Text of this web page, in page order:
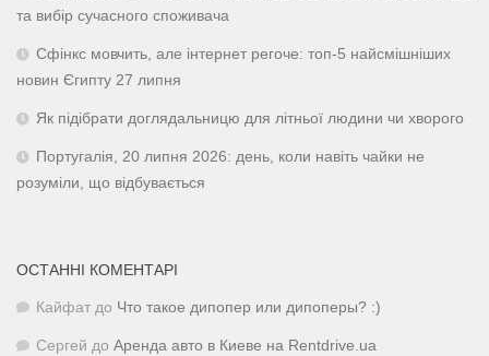
та вибір сучасного споживача
Сфінкс мовчить, але інтернет регоче: топ-5 найсмішніших
новин Єгипту 27 липня
Як підібрати доглядальницю для літньої людини чи хворого
Португалія, 20 липня 2026: день, коли навіть чайки не
розуміли, що відбувається
ОСТАННІ КОМЕНТАРІ
Кайфат до Что такое дипопер или дипоперы? :)
Сергей до Аренда авто в Киеве на Rentdrive.ua